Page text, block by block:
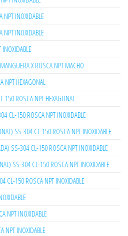
INOXIDABLE
INOXIDABLE
X ROSCA NPT MACHO
NPT HEXAGONAL
150 ROSCA NPT HEXAGONAL
CL-150 ROSCA NPT INOXIDABLE
SS-304 CL-150 ROSCA NPT INOXIDABLE
SS-304 CL-150 ROSCA NPT INOXIDABLE
SS-304 CL-150 ROSCA NPT INOXIDABLE
CL-150 ROSCA NPT INOXIDABLE
NPT INOXIDABLE
NPT INOXIDABLE